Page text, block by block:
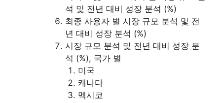
석 및 전년 대비 성장 분석 (%)
최종 사용자 별 시장 규모 분석 및 전
년 대비 성장 분석 (%)
시장 규모 분석 및 전년 대비 성장 분
석 (%), 국가 별
미국
캐나다
멕시코